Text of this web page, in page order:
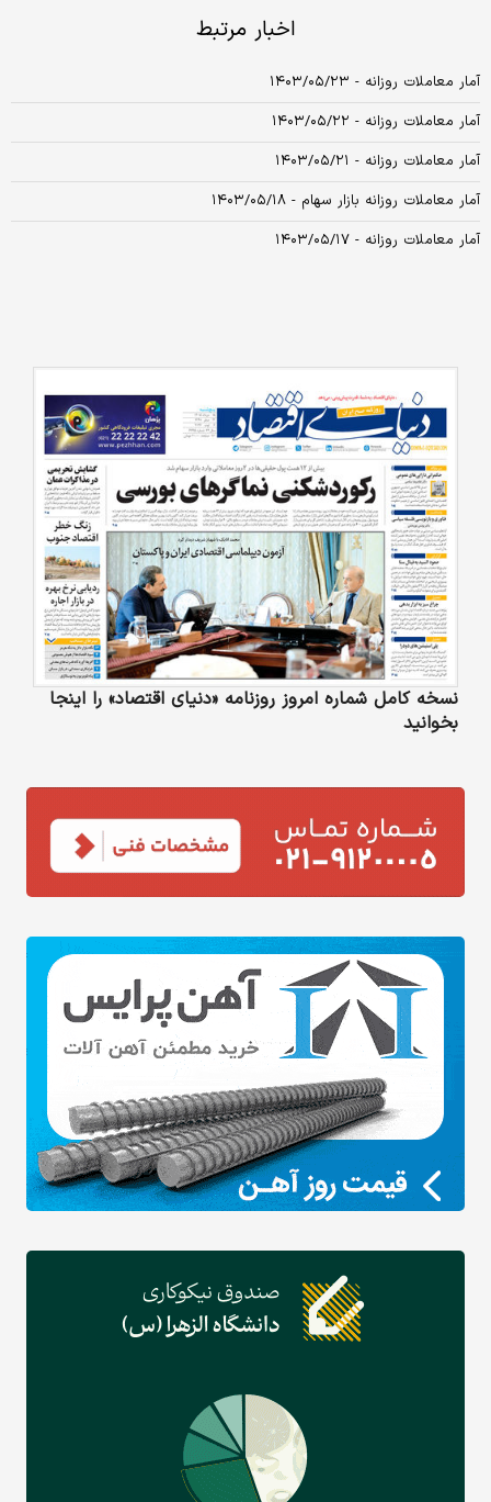
اخبار مرتبط
آمار معاملات روزانه - ۱۴۰۳/۰۵/۲۳
آمار معاملات روزانه - ۱۴۰۳/۰۵/۲۲
آمار معاملات روزانه - ۱۴۰۳/۰۵/۲۱
آمار معاملات روزانه بازار سهام - ۱۴۰۳/۰۵/۱۸
آمار معاملات روزانه - ۱۴۰۳/۰۵/۱۷
نسخه کامل شماره امروز روزنامه «دنیای‌ اقتصاد» را اینجا
بخوانید